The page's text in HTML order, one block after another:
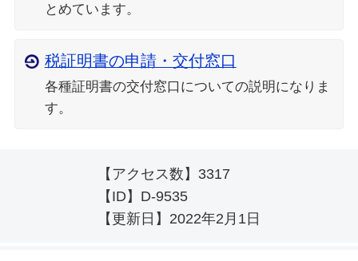
とめています。
税証明書の申請・交付窓口
各種証明書の交付窓口についての説明になりま
す。
【アクセス数】 3317
【ID】 D-9535
【更新日】 2022年2月1日